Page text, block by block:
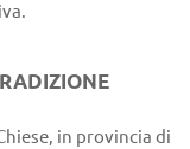
in provincia di